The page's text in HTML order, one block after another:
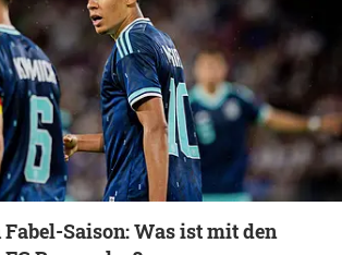
Saison: Was ist mit den